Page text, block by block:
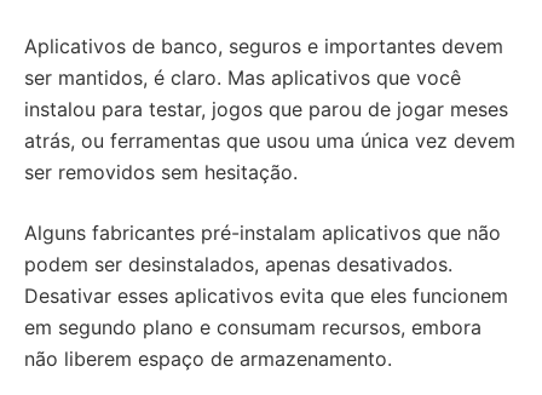
Aplicativos de banco, seguros e importantes devem
ser mantidos, é claro. Mas aplicativos que você
instalou para testar, jogos que parou de jogar meses
atrás, ou ferramentas que usou uma única vez devem
ser removidos sem hesitação.
Alguns fabricantes pré-instalam aplicativos que não
podem ser desinstalados, apenas desativados.
Desativar esses aplicativos evita que eles funcionem
em segundo plano e consumam recursos, embora
não liberem espaço de armazenamento.